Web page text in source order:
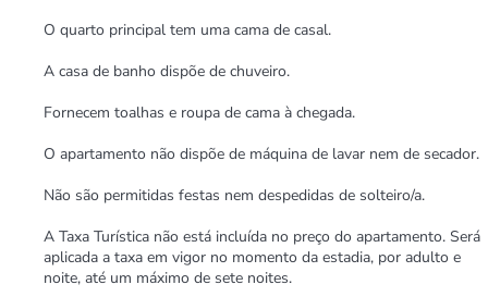
O quarto principal tem uma cama de casal.
A casa de banho dispõe de chuveiro.
Fornecem toalhas e roupa de cama à chegada.
O apartamento não dispõe de máquina de lavar nem de secador.
Não são permitidas festas nem despedidas de solteiro/a.
A Taxa Turística não está incluída no preço do apartamento. Será
aplicada a taxa em vigor no momento da estadia, por adulto e
noite, até um máximo de sete noites.